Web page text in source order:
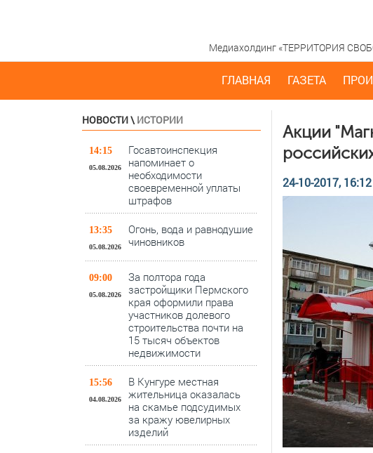
Медиахолдинг «ТЕРРИТОРИЯ
ГЛАВНАЯ ГАЗЕТА
НОВОСТИ\ ИСТОРИИ
14:15
05.08.2026
Госавтоинспекция
напоминает о
необходимости
своевременной уплаты
штрафов
13:35
05.08.2026
Огонь, вода и равнодушие
чиновников
09:00
05.08.2026
За полтора года
застройщики Пермского
края оформили права
участников долевого
строительства почти на
15 тысяч объектов
недвижимости
15:56
04.08.2026
В Кунгуре местная
жительница оказалась
на скамье подсудимых
за кражу ювелирных
изделий
Акции
24-10-2017, 16:12